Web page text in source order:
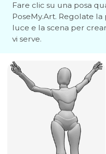
Fare clic su una posa
PoseMy.Art. Regolate
luce e la scena per
vi serve.